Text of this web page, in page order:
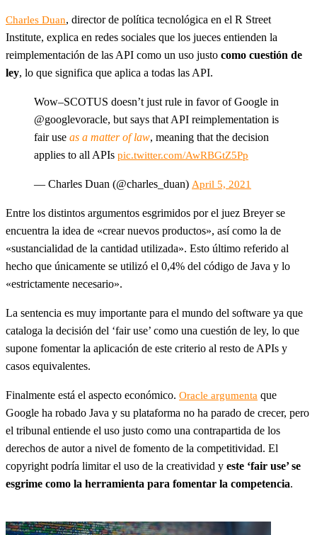
Charles Duan, director de política tecnológica en el R Street
Institute, explica en redes sociales que los jueces entienden la
reimplementación de las API como un uso justo como cuestión de
ley, lo que significa que aplica a todas las API.
Wow–SCOTUS doesn’t just rule in favor of Google in
@googlevoracle, but says that API reimplementation is
fair use as a matter of law, meaning that the decision
applies to all APIs pic.twitter.com/AwRBGtZ5Pp
— Charles Duan (@charles_duan) April 5, 2021
Entre los distintos argumentos esgrimidos por el juez Breyer se
encuentra la idea de «crear nuevos productos», así como la de
«sustancialidad de la cantidad utilizada». Esto último referido al
hecho que únicamente se utilizó el 0,4% del código de Java y lo
«estrictamente necesario».
La sentencia es muy importante para el mundo del software ya que
cataloga la decisión del ‘fair use’ como una cuestión de ley, lo que
supone fomentar la aplicación de este criterio al resto de APIs y
casos equivalentes.
Finalmente está el aspecto económico. Oracle argumenta que
Google ha robado Java y su plataforma no ha parado de crecer, pero
el tribunal entiende el uso justo como una contrapartida de los
derechos de autor a nivel de fomento de la competitividad. El
copyright podría limitar el uso de la creatividad y este ‘fair use’ se
esgrime como la herramienta para fomentar la competencia.